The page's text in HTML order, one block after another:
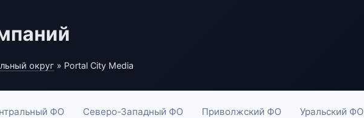
округ » Portal City Media
ФО Северо-Западный ФО Приволжский ФО Уральский ФО